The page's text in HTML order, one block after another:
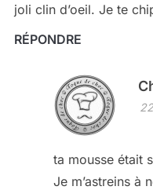
joli clin d’oeil. Je te
RÉPONDRE
ta mousse était
Je m’astreins à